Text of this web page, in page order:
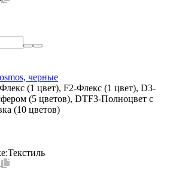
черные
(1 цвет), F2-Флекс (1 цвет), D3-
(5 цветов), DTF3-Полноцвет с
(10 цветов)
Текстиль